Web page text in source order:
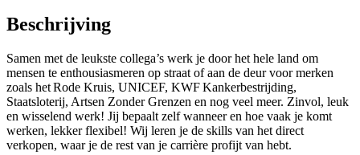
Beschrijving
Samen met de leukste collega’s werk je door het hele land om
mensen te enthousiasmeren op straat of aan de deur voor merken
zoals het Rode Kruis, UNICEF, KWF Kankerbestrijding,
Staatsloterij, Artsen Zonder Grenzen en nog veel meer. Zinvol, leuk
en wisselend werk! Jij bepaalt zelf wanneer en hoe vaak je komt
werken, lekker flexibel! Wij leren je de skills van het direct
verkopen, waar je de rest van je carrière profijt van hebt.